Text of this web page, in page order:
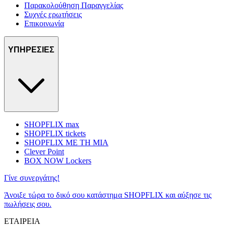
Παρακολούθηση Παραγγελίας
Συχνές ερωτήσεις
Επικοινωνία
ΥΠΗΡΕΣΙΕΣ
SHOPFLIX max
SHOPFLIX tickets
SHOPFLIX ΜΕ ΤΗ ΜΙΑ
Clever Point
BOX NOW Lockers
Γίνε συνεργάτης!
Άνοιξε τώρα το δικό σου κατάστημα SHOPFLIX και αύξησε τις
πωλήσεις σου.
ΕΤΑΙΡΕΙΑ